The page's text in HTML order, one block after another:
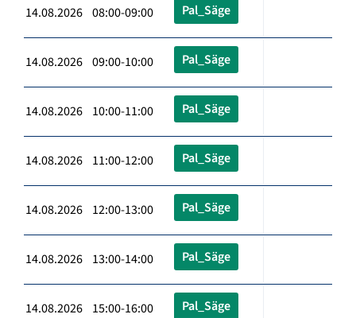
14.08.2026 08:00-09:00 Pal_Säge
14.08.2026 09:00-10:00 Pal_Säge
14.08.2026 10:00-11:00 Pal_Säge
14.08.2026 11:00-12:00 Pal_Säge
14.08.2026 12:00-13:00 Pal_Säge
14.08.2026 13:00-14:00 Pal_Säge
14.08.2026 15:00-16:00 Pal_Säge